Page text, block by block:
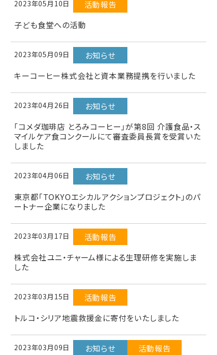
2023年05月10日
活動報告
子ども食堂への活動
2023年05月09日
お知らせ
キーコーヒー株式会社と資本業務提携を行いました
2023年04月26日
お知らせ
「コメダ珈琲店 とろみコーヒー」が第8回 介護食品・ス
マイルケア食コンクールにて審査委員長賞を受賞いた
しました
2023年04月06日
お知らせ
東京都「TOKYOエシカルアクションプロジェクト」のパ
ートナー企業になりました
2023年03月17日
活動報告
株式会社ユニ・チャーム様による生理研修を実施しま
した
2023年03月15日
活動報告
トルコ・シリア地震救援金に寄付をいたしました
2023年03月09日 お知らせ
活動報告